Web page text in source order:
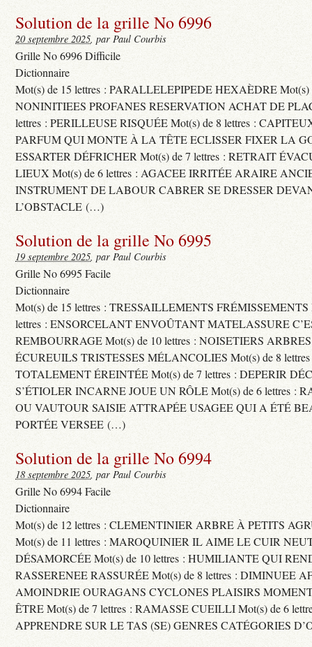
Solution de la grille No 6996
20 septembre 2025, par Paul Courbis
Grille No 6996 Difficile
Dictionnaire
Mot(s) de 15 lettres : PARALLELEPIPEDE HEXAÈDRE Mot(s)
NONINITIEES PROFANES RESERVATION ACHAT DE
lettres : PERILLEUSE RISQUÉE Mot(s) de 8 lettres :
PARFUM QUI MONTE À LA TÊTE ECLISSER FIXER LA
ESSARTER DÉFRICHER Mot(s) de 7 lettres : RETRAIT
LIEUX Mot(s) de 6 lettres : AGACEE IRRITÉE ARAIRE
INSTRUMENT DE LABOUR CABRER SE DRESSER
L’OBSTACLE (…)
Solution de la grille No 6995
19 septembre 2025, par Paul Courbis
Grille No 6995 Facile
Dictionnaire
Mot(s) de 15 lettres : TRESSAILLEMENTS FRÉMISSEMENTS
lettres : ENSORCELANT ENVOÛTANT MATELASSURE
REMBOURRAGE Mot(s) de 10 lettres : NOISETIERS
ÉCUREUILS TRISTESSES MÉLANCOLIES Mot(s) de 8
TOTALEMENT ÉREINTÉE Mot(s) de 7 lettres : DEPERIR
S’ÉTIOLER INCARNE JOUE UN RÔLE Mot(s) de 6 lettres :
OU VAUTOUR SAISIE ATTRAPÉE USAGEE QUI A ÉTÉ
PORTÉE VERSEE (…)
Solution de la grille No 6994
18 septembre 2025, par Paul Courbis
Grille No 6994 Facile
Dictionnaire
Mot(s) de 12 lettres : CLEMENTINIER ARBRE À PETITS
Mot(s) de 11 lettres : MAROQUINIER IL AIME LE CUIR
DÉSAMORCÉE Mot(s) de 10 lettres : HUMILIANTE QUI
RASSERENEE RASSURÉE Mot(s) de 8 lettres : DIMINUEE
AMOINDRIE OURAGANS CYCLONES PLAISIRS
ÊTRE Mot(s) de 7 lettres : RAMASSE CUEILLI Mot(s) de 6
APPRENDRE SUR LE TAS (SE) GENRES CATÉGORIES